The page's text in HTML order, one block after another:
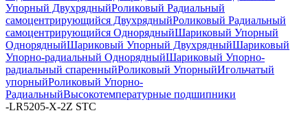
Упорный ДвухрядныйРоликовый Радиальный
самоцентрирующийся ДвухрядныйРоликовый Радиальный
самоцентрирующийся ОднорядныйШариковый Упорный
ОднорядныйШариковый Упорный ДвухрядныйШариковый
Упорно-радиальный ОднорядныйШариковый Упорно-
радиальный спаренныйРоликовый УпорныйИгольчатый
упорныйРоликовый Упорно-
РадиальныйВысокотемпературные подшипники
-LR5205-X-2Z STC